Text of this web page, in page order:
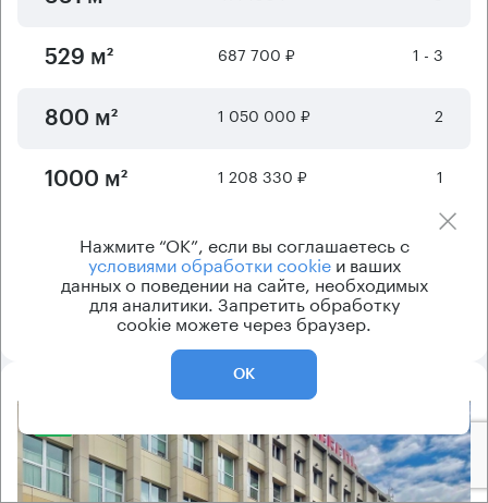
529 м² 687 700 ₽ 1 - 3
800 м² 1 050 000 ₽ 2
1000 м² 1 208 330 ₽ 1
Отображается6из9 предложений
Показать ещё
Нажмите “ОК”, если вы соглашаетесь с
условиями обработки cookieи ваших
данных о поведении на сайте, необходимых
для аналитики. Запретить обработку
cookie можете через браузер.
ОК